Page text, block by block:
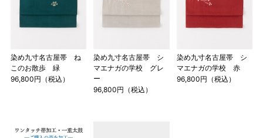
染め九寸名古屋帯 ね
このお散歩 緑
96,800円（税込）
染め九寸名古屋帯 シ
マエナガの学校 グレ
ー
96,800円（税込）
染め九寸名古屋帯 シ
マエナガの学校 赤
96,800円（税込）